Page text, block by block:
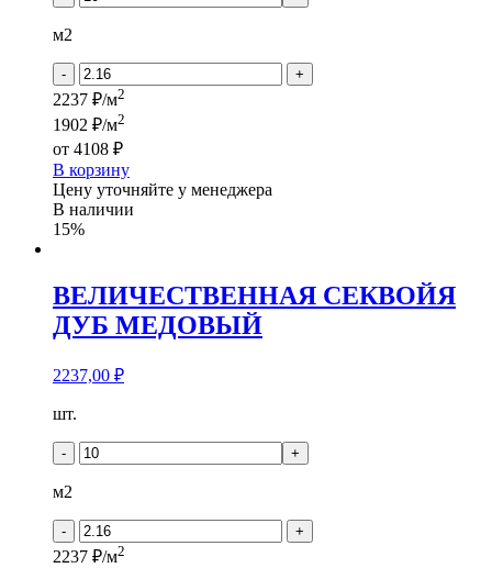
ДУБ
м2
- +
2237 ₽/м2
1902 ₽/м2
от 4108 ₽
В корзину
Цену уточняйте у менеджера
В наличии
15%
ВЕЛИЧЕСТВЕННАЯ СЕКВОЙЯ
ДУБ МЕДОВЫЙ
2237,00 ₽
Количество
ВЕЛИЧЕСТВЕННАЯ
ДУБ
шт.
- +
м2
- +
2237 ₽/м2